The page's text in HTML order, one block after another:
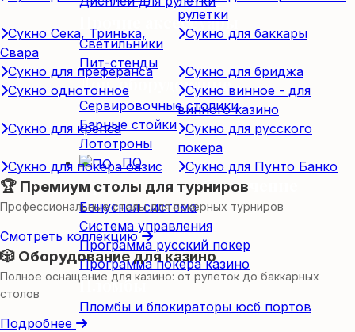
Прочие аксессуары
Светильники
Пит-стенды
Доп. оборудование
Сервировочные столики
Барные стойки
Лототроны
ПО
Программное обеспечение
Бонусная система
Система управления
Программа русский покер
Программа покера казино
Пломбы
Пломбы и блокираторы юсб портов
рулетки
Сукно Сека, Тринька,
Свара
Сукно для баккары
Сукно для преферанса
Сукно для бриджа
Сукно однотонное
Сукно винное - для
винного казино
Сукно для крепса
Сукно для русского
покера
Сукно для покера оазис
Сукно для Пунто Банко
🏆 Премиум столы для турниров
Профессиональные столы для покерных турниров
Смотреть коллекцию
🎲 Оборудование для казино
Полное оснащение для казино: от рулеток до баккарных
столов
Подробнее